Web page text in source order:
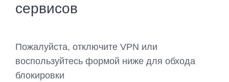
сервисов
Пожалуйста, отключите VPN или
воспользуйтесь формой ниже для обхода
блокировки